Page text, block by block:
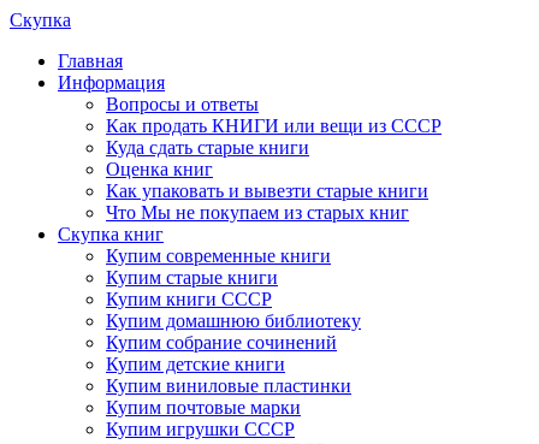
Скупка
Главная
Информация
Вопросы и ответы
Как продать КНИГИ или вещи из СССР
Куда сдать старые книги
Оценка книг
Как упаковать и вывезти старые книги
Что Мы не покупаем из старых книг
Скупка книг
Купим современные книги
Купим старые книги
Купим книги СССР
Купим домашнюю библиотеку
Купим собрание сочинений
Купим детские книги
Купим виниловые пластинки
Купим почтовые марки
Купим игрушки СССР